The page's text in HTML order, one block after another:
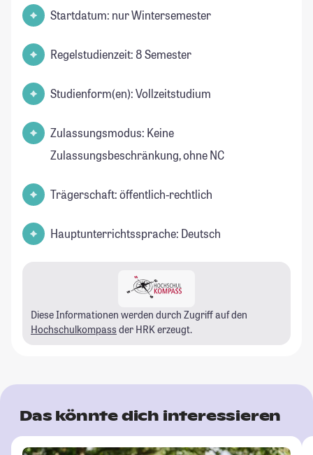
Startdatum: nur Wintersemester
Regelstudienzeit: 8 Semester
Studienform(en): Vollzeitstudium
Zulassungsmodus: Keine
Zulassungsbeschränkung, ohne NC
Trägerschaft: öffentlich-rechtlich
Hauptunterrichtssprache: Deutsch
Diese Informationen werden durch Zugriff auf den
Hochschulkompass der HRK erzeugt.
Das könnte dich interessieren